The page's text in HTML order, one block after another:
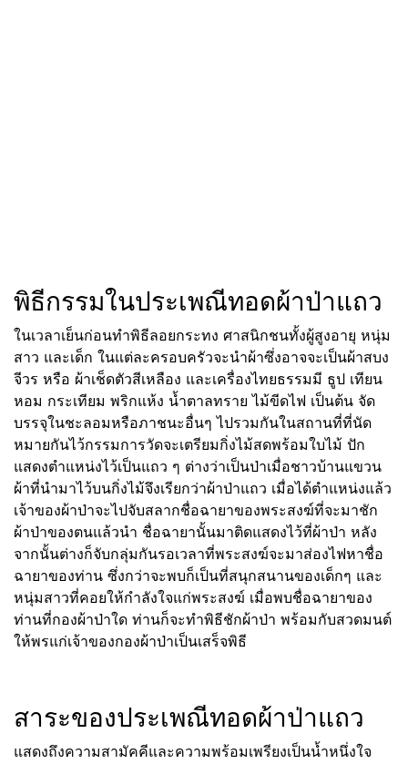
พิธีกรรมในประเพณีทอดผ้าป่าแถว
ในเวลาเย็นก่อนทำพิธีลอยกระทง ศาสนิกชนทั้งผู้สูงอายุ หนุ่ม
สาว และเด็ก ในแต่ละครอบครัวจะนำผ้าซึ่งอาจจะเป็นผ้าสบง
จีวร หรือ ผ้าเช็ดตัวสีเหลือง และเครื่องไทยธรรมมี ธูป เทียน
หอม กระเทียม พริกแห้ง น้ำตาลทราย ไม้ขีดไฟ เป็นต้น จัด
บรรจุในชะลอมหรือภาชนะอื่นๆ ไปรวมกันในสถานที่ที่นัด
หมายกันไว้กรรมการวัดจะเตรียมกิ่งไม้สดพร้อมใบไม้ ปัก
แสดงตำแหน่งไว้เป็นแถว ๆ ต่างว่าเป็นป่าเมื่อชาวบ้านแขวน
ผ้าที่นำมาไว้บนกิ่งไม้จึงเรียกว่าผ้าป่าแถว เมื่อได้ตำแหน่งแล้ว
เจ้าของผ้าป่าจะไปจับสลากชื่อฉายาของพระสงฆ์ที่จะมาชัก
ผ้าป่าของตนแล้วนำ ชื่อฉายานั้นมาติดแสดงไว้ที่ผ้าป่า หลัง
จากนั้นต่างก็จับกลุ่มกันรอเวลาที่พระสงฆ์จะมาส่องไฟหาชื่อ
ฉายาของท่าน ซึ่งกว่าจะพบก็เป็นที่สนุกสนานของเด็กๆ และ
หนุ่มสาวที่คอยให้กำลังใจแก่พระสงฆ์ เมื่อพบชื่อฉายาของ
ท่านที่กองผ้าป่าใด ท่านก็จะทำพิธีชักผ้าป่า พร้อมกับสวดมนต์
ให้พรแก่เจ้าของกองผ้าป่าเป็นเสร็จพิธี
สาระของประเพณีทอดผ้าป่าแถว
แสดงถึงความสามัคคีและความพร้อมเพรียงเป็นน้ำหนึ่งใจ